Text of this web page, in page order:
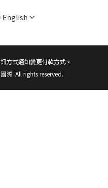
English
方式通知變更付款方式。
際. All rights reserved.